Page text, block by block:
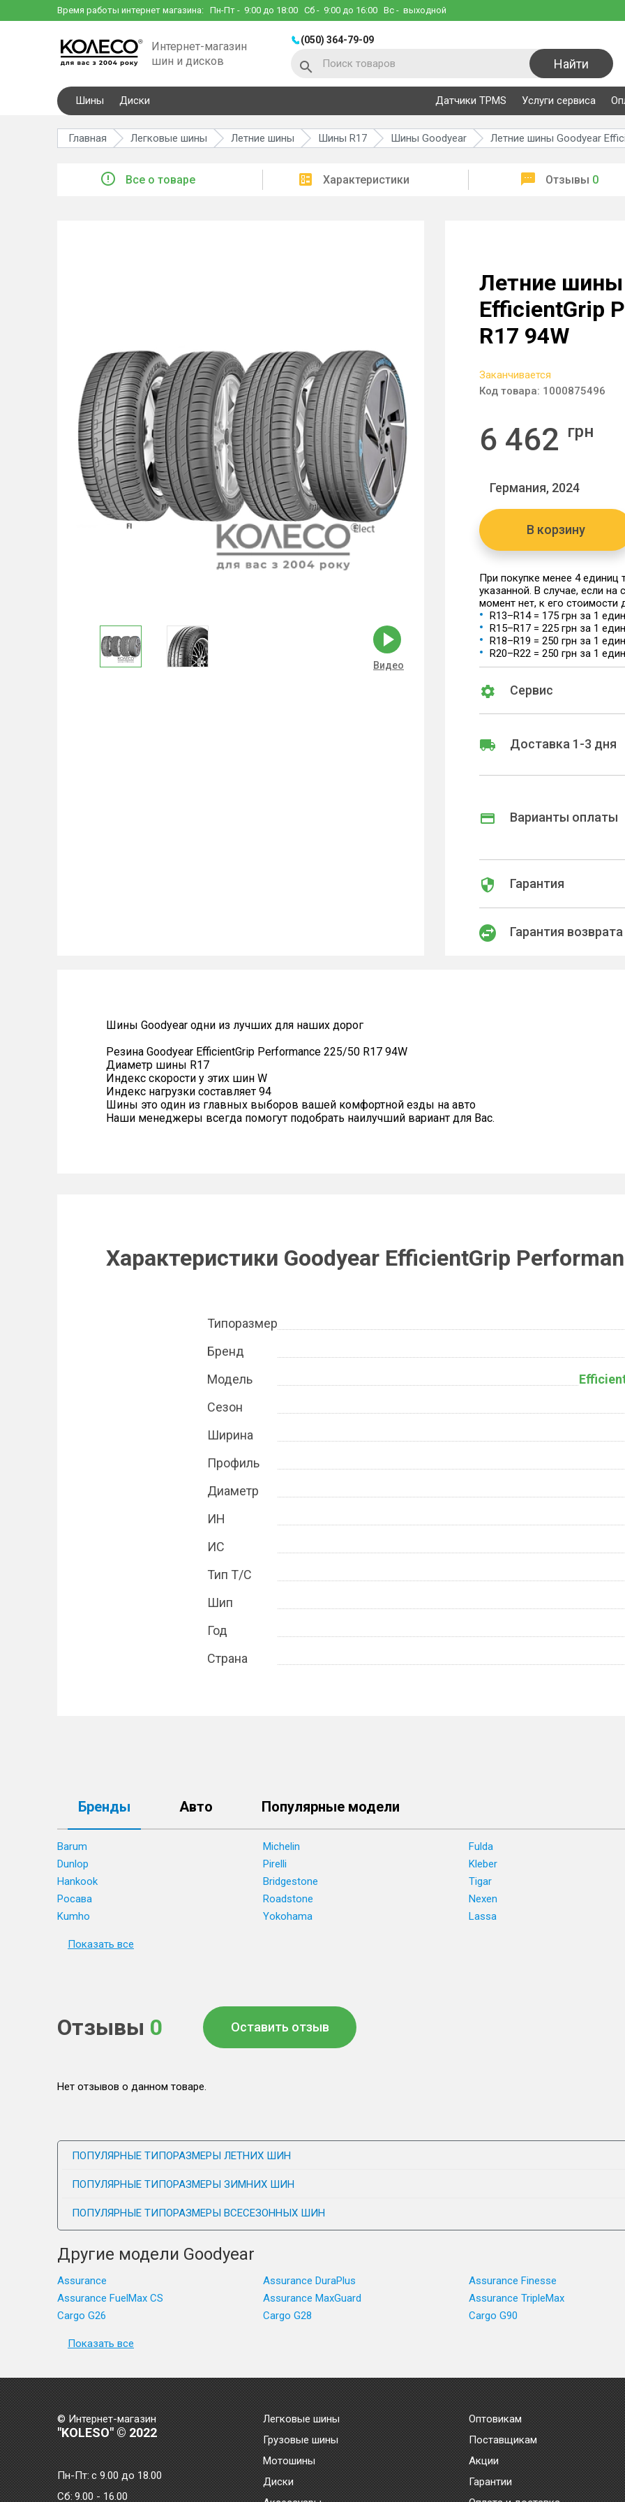
Время работы интернет магазина: Пн-Пт - 9:00 до 18:00 Сб - 9:00 до 16:00 Вс - выходной
Интернет-магазин
шин и дисков
(050) 364-79-09
Найти
Шины Диски Датчики TPMS Услуги сервиса
Главная Легковые шины Летние шины Шины R17 Шины Goodyear Летние шины Goodyear
Все о товаре Характеристики Отзывы 0
Видео
Летние шины
EfficientGrip
R17 94W
Заканчивается
Код товара: 1000875496
6 462 грн
Германия, 2024
В корзину
При покупке менее 4
указанной. В случае, если
момент нет, к его стоимости
R13–R14 = 175 грн за 1
R15–R17 = 225 грн за 1
R18–R19 = 250 грн за 1
R20–R22 = 250 грн за 1
Сервис
Доставка 1-3 дня
Варианты оплаты
Гарантия
Гарантия возврата
Шины Goodyear одни из лучших для наших дорог
Резина Goodyear EfficientGrip Performance 225/50 R17 94W
Диаметр шины R17
Индекс скорости у этих шин W
Индекс нагрузки составляет 94
Шины это один из главных выборов вашей комфортной езды на авто
Наши менеджеры всегда помогут подобрать наилучший вариант для Вас.
Характеристики Goodyear EfficientGrip
Типоразмер
Бренд
Модель
Сезон
Ширина
Профиль
Диаметр
ИН
ИС
Тип Т/С
Шип
Год
Страна
Бренды Авто Популярные модели
Barum Michelin
Fulda
Dunlop
Pirelli
Kleber
Hankook
Bridgestone
Tigar
Росава
Roadstone
Nexen
Kumho
Yokohama Lassa
Показать все
Отзывы 0 Оставить отзыв
Нет отзывов о данном товаре.
ПОПУЛЯРНЫЕ ТИПОРАЗМЕРЫ ЛЕТНИХ ШИН
ПОПУЛЯРНЫЕ ТИПОРАЗМЕРЫ ЗИМНИХ ШИН
ПОПУЛЯРНЫЕ ТИПОРАЗМЕРЫ ВСЕСЕЗОННЫХ ШИН
Другие модели Goodyear
Assurance Assurance DuraPlus
Assurance Finesse
Assurance FuelMax CS
Assurance MaxGuard
Assurance TripleMax
Cargo G26
Cargo G28 Cargo G90
Показать все
© Интернет-магазин
"KOLESO" © 2022
Пн-Пт:с 9.00 до 18.00
Сб: 9.00 - 16.00
Легковые шины
Грузовые шины
Мотошины
Диски
Оптовикам
Поставщикам
Акции
Гарантии